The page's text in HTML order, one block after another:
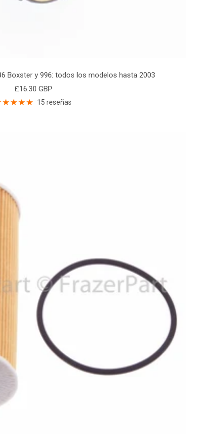
Boxster y 996: todos los modelos hasta 2003
Precio
de
£16.30 GBP
15 reseñas